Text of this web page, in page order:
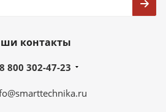
контакты
8 800 302-47-23